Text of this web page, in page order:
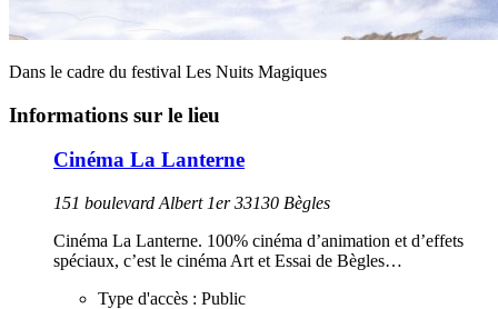
Dans le cadre du festival Les Nuits Magiques
Informations sur le lieu
Cinéma La Lanterne
151 boulevard Albert 1er 33130 Bègles
Cinéma La Lanterne. 100% cinéma d’animation et d’effets
spéciaux, c’est le cinéma Art et Essai de Bègles…
Type d'accès : Public